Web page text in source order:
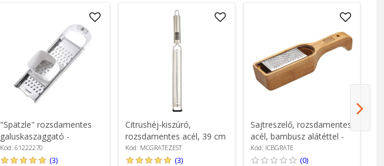
"Spätzle" rozsdamentes
galuskaszaggató -
Westmark
Kód: 61222270
(3)
Citrushéj-kiszúró,
rozsdamentes acél, 39 cm
- MasterClass
Kód: MCGRATEZEST
(3)
Sajtreszelő, rozsdamentes
acél, bambusz alátéttel -
Kitchen Craft
Kód: ICBGRATE
(0)